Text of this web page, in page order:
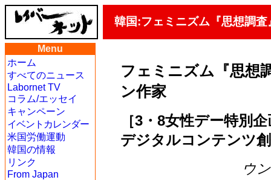
韓国:フェミニズム『思想調
Menu
ホーム
すべてのニュース
Labornet TV
コラム/エッセイ
キャンペーン
イベントカレンダー
米国労働運動
韓国の情報
リンク
From Japan
フェミニズム『思想
ン作家
［3・8女性デー特別
デジタルコンテンツ
ウ